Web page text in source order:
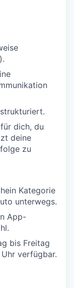
dich, du
deine
zu
Kategorie
unterwegs.
App-
bis Freitag
verfügbar.